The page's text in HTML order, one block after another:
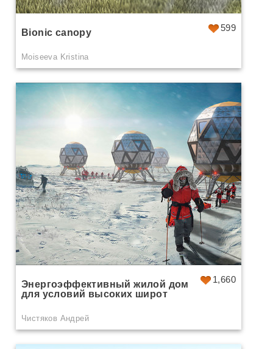
599
Bionic canopy
Moiseeva Kristina
1,660
Энергоэффективный жилой дом
для условий высоких широт
Чистяков Андрей